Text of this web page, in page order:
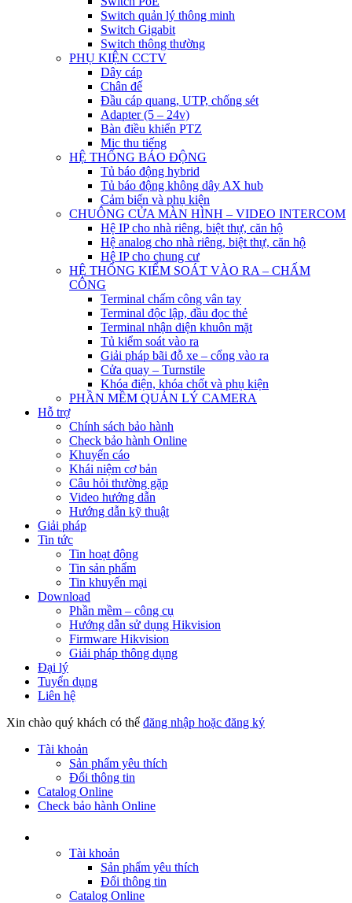
Switch quản lý thông minh
Switch Gigabit
Switch thông thường
PHỤ KIỆN CCTV
Dây cáp
Chân đế
Đầu cáp quang, UTP, chống sét
Adapter (5 – 24v)
Bàn điều khiển PTZ
Mic thu tiếng
HỆ THỐNG BÁO ĐỘNG
Tủ báo động hybrid
Tủ báo động không dây AX hub
Cảm biến và phụ kiện
CHUÔNG CỬA MÀN HÌNH – VIDEO INTERCOM
Hệ IP cho nhà riêng, biệt thự, căn hộ
Hệ analog cho nhà riêng, biệt thự, căn hộ
Hệ IP cho chung cư
HỆ THỐNG KIỂM SOÁT VÀO RA – CHẤM
CÔNG
Terminal chấm công vân tay
Terminal độc lập, đầu đọc thẻ
Terminal nhận diện khuôn mặt
Tủ kiểm soát vào ra
Giải pháp bãi đỗ xe – cổng vào ra
Cửa quay – Turnstile
Khóa điện, khóa chốt và phụ kiện
PHẦN MỀM QUẢN LÝ CAMERA
Hỗ trợ
Chính sách bảo hành
Check bảo hành Online
Khuyến cáo
Khái niệm cơ bản
Câu hỏi thường gặp
Video hướng dẫn
Hướng dẫn kỹ thuật
Giải pháp
Tin tức
Tin hoạt động
Tin sản phẩm
Tin khuyến mại
Download
Phần mềm – công cụ
Hướng dẫn sử dụng Hikvision
Firmware Hikvision
Giải pháp thông dụng
Đại lý
Tuyển dụng
Liên hệ
Xin chào quý khách có thể đăng nhập hoặc đăng ký
Tài khoản
Sản phẩm yêu thích
Đổi thông tin
Catalog Online
Check bảo hành Online
Tài khoản
Sản phẩm yêu thích
Đổi thông tin
Catalog Online